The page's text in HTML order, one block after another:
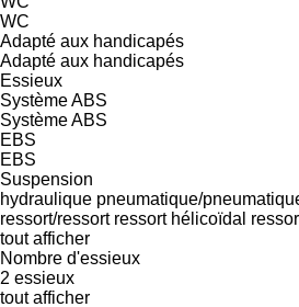
WC
Adapté aux handicapés
Adapté aux handicapés
Essieux
Système ABS
Système ABS
EBS
EBS
Suspension
hydraulique pneumatique/
ressort/ressort ressort hélicoïdal
tout afficher
Nombre d'essieux
2 essieux
tout afficher